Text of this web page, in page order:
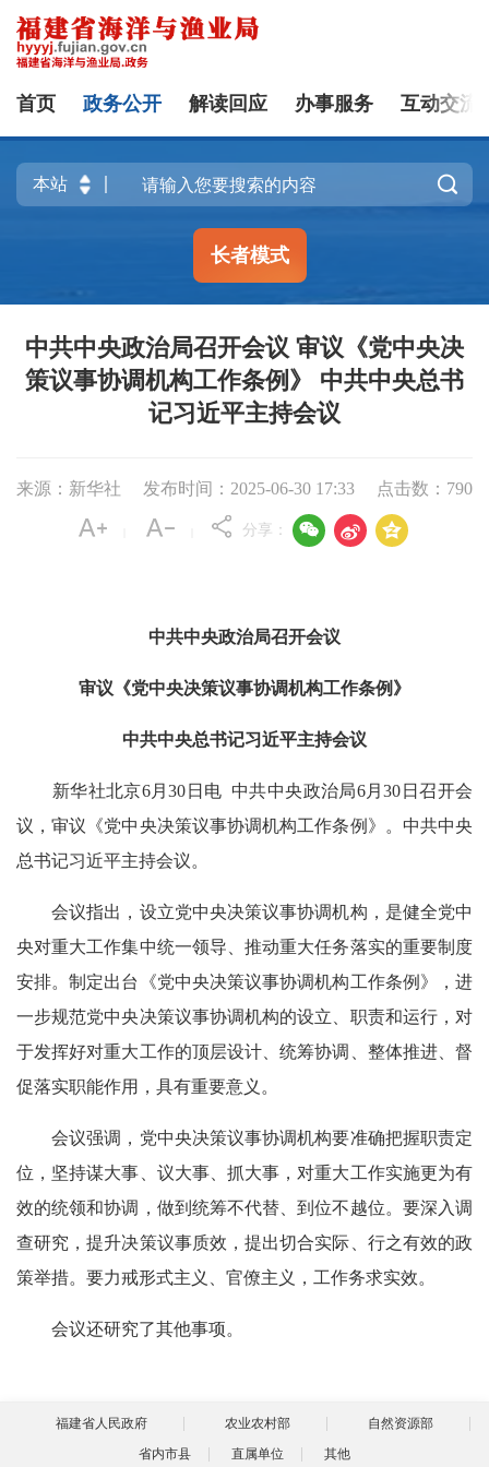
首页 政务公开 解读回应 办事服务 互动交流

长者模式
中共中央政治局召开会议 审议《党中央决
策议事协调机构工作条例》 中共中央总书
记习近平主持会议
来源：新华社 发布时间：2025-06-30 17:33 点击数： 790
分享：   
中共中央政治局召开会议
审议《党中央决策议事协调机构工作条例》
中共中央总书记习近平主持会议
新华社北京6月30日电 中共中央政治局6月30日召开会
议，审议《党中央决策议事协调机构工作条例》。中共中央
总书记习近平主持会议。
会议指出，设立党中央决策议事协调机构，是健全党中
央对重大工作集中统一领导、推动重大任务落实的重要制度
安排。制定出台《党中央决策议事协调机构工作条例》，进
一步规范党中央决策议事协调机构的设立、职责和运行，对
于发挥好对重大工作的顶层设计、统筹协调、整体推进、督
促落实职能作用，具有重要意义。
会议强调，党中央决策议事协调机构要准确把握职责定
位，坚持谋大事、议大事、抓大事，对重大工作实施更为有
效的统领和协调，做到统筹不代替、到位不越位。要深入调
查研究，提升决策议事质效，提出切合实际、行之有效的政
策举措。要力戒形式主义、官僚主义，工作务求实效。
会议还研究了其他事项。
福建省人民政府 农业农村部
自然资源部
省内市县
直属单位 其他